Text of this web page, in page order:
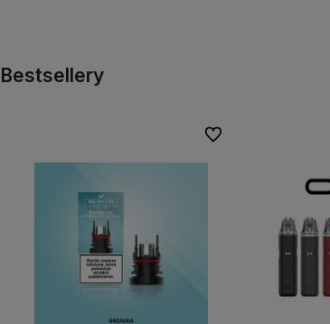
Bestsellery
Do ulubionych